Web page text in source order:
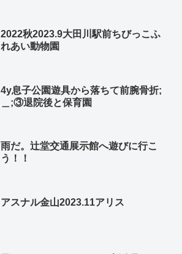
2022秋2023.9大田川駅前ちびっこふ
れあい動物園
4y息子公園遊具から落ちて前腕骨折;
＿;③退院後と保育園
雨だ。辻堂交通展示館へ遊びに行こ
う！！
アスナル金山2023.11アリス